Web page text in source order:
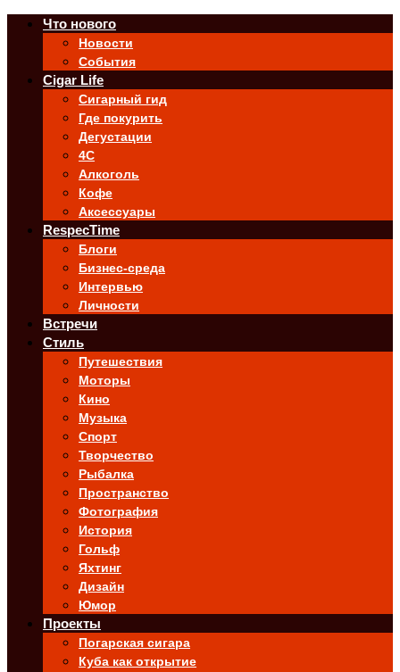
Что нового
Новости
События
Cigar Life
Сигарный гид
Где покурить
Дегустации
4C
Алкоголь
Кофе
Аксессуары
RespecTime
Блоги
Бизнес-среда
Интервью
Личности
Встречи
Стиль
Путешествия
Моторы
Кино
Музыка
Спорт
Творчество
Рыбалка
Пространство
Фотография
История
Гольф
Яхтинг
Дизайн
Юмор
Проекты
Погарская сигара
Куба как открытие